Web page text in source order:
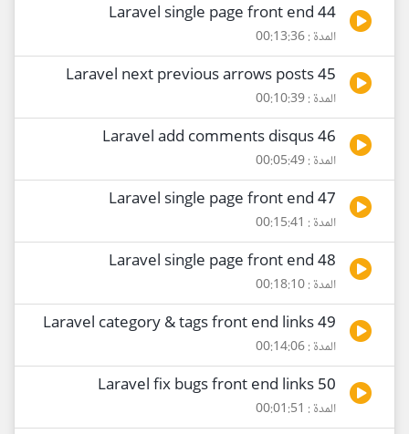
44 Laravel single page front end
المدة : 00:13:36
45 Laravel next previous arrows posts
المدة : 00:10:39
46 Laravel add comments disqus
المدة : 00:05:49
47 Laravel single page front end
المدة : 00:15:41
48 Laravel single page front end
المدة : 00:18:10
49 Laravel category & tags front end links
المدة : 00:14:06
50 Laravel fix bugs front end links
المدة : 00:01:51